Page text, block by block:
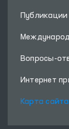
Публикации
Вопросы-
Интернет
Карта сайта